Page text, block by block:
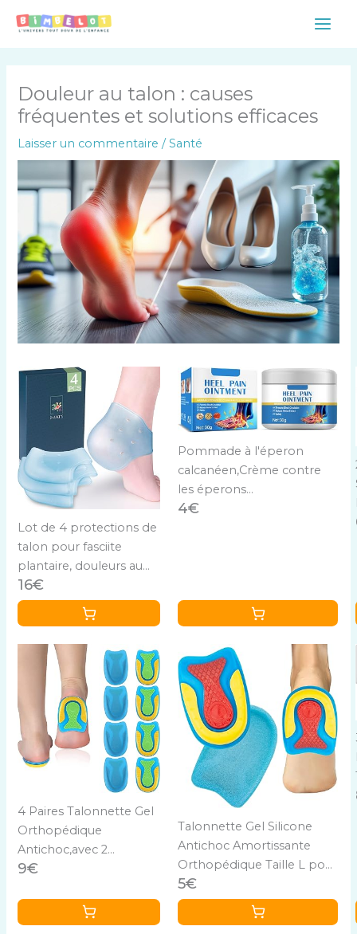
Main
Douleur au talon : causes
fréquentes et solutions efficaces
Laisser un commentaire /Santé
Lot de 4 protections de
talon pour fasciite
plantaire, douleurs au
talon, tendinite d'Achille,
éperon osseux, soulager
la douleur des pieds
16€
Pommade à l'éperon
calcanéen,Crème contre
les éperons
calcanéens,Pommade
talons,chevilles,articulations
4€
4 Paires Talonnette Gel
Orthopédique
Antichoc,avec 2
Coussinets pour
Epine
Calcaneenne,Talonnette
9€
Talonnette Gel Silicone
Antichoc Amortissante
Orthopédique Taille L pour
Fasciite Plantaire, Douleurs
au Talon d'Achille,
Coussinets Absorbants,
5€